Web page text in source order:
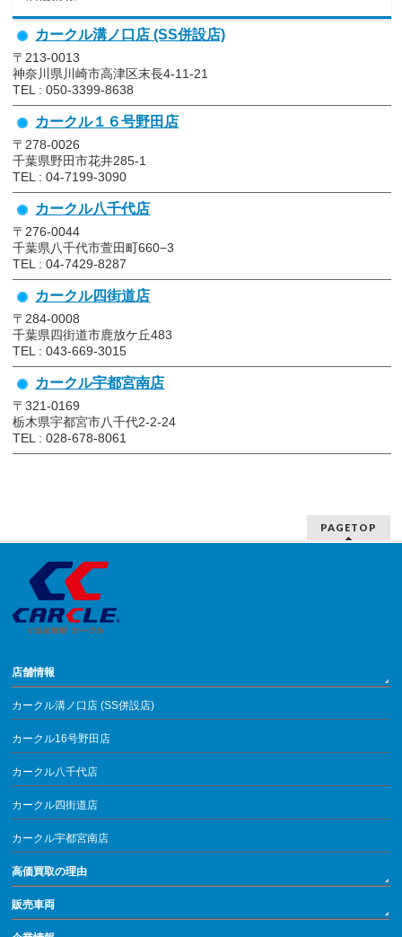
カークル溝ノ口店 (SS併設店)
〒213-0013
神奈川県川崎市高津区末長4-11-21
TEL : 050-3399-8638
カークル１６号野田店
〒278-0026
千葉県野田市花井285-1
TEL : 04-7199-3090
カークル八千代店
〒276-0044
千葉県八千代市萱田町660−3
TEL : 04-7429-8287
カークル四街道店
〒284-0008
千葉県四街道市鹿放ケ丘483
TEL : 043-669-3015
カークル宇都宮南店
〒321-0169
栃木県宇都宮市八千代2-2-24
TEL : 028-678-8061
PAGETOP
店舗情報
カークル溝ノ口店 (SS併設店)
カークル16号野田店
カークル八千代店
カークル四街道店
カークル宇都宮南店
高価買取の理由
販売車両